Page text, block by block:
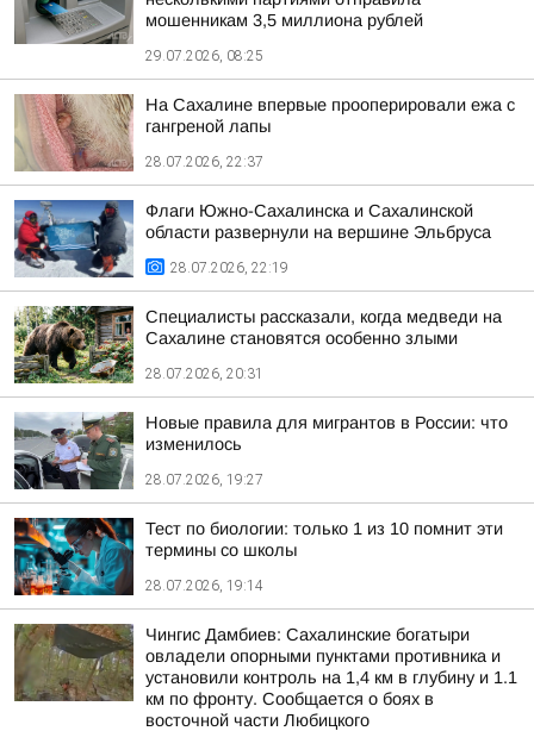
мошенникам 3,5 миллиона рублей
29.07.2026, 08:25
На Сахалине впервые прооперировали ежа с
гангреной лапы
28.07.2026, 22:37
Флаги Южно-Сахалинска и Сахалинской
области развернули на вершине Эльбруса
28.07.2026, 22:19
Специалисты рассказали, когда медведи на
Сахалине становятся особенно злыми
28.07.2026, 20:31
Новые правила для мигрантов в России: что
изменилось
28.07.2026, 19:27
Тест по биологии: только 1 из 10 помнит эти
термины со школы
28.07.2026, 19:14
Чингис Дамбиев: Сахалинские богатыри
овладели опорными пунктами противника и
установили контроль на 1,4 км в глубину и 1.1
км по фронту. Сообщается о боях в
восточной части Любицкого